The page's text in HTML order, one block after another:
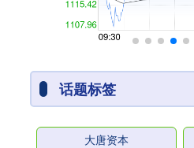
话题标签
大唐资本